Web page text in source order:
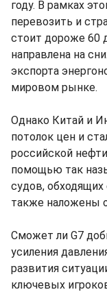
году. В рамках
перевозить и
стоит дороже 60
направлена на
экспорта
мировом рынке.
Однако Китай и
потолок цен и
российской
помощью так
судов, обходящих
также наложены
Сможет ли G7
усиления
развития
ключевых